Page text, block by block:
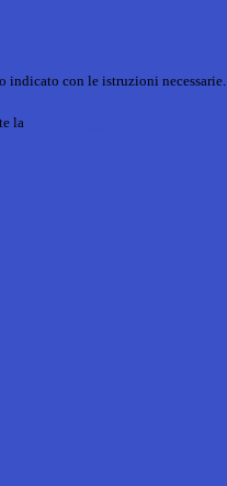
indicato con le istruzioni necessarie.
la